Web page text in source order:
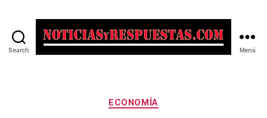
Search Menú
Categorías
ECONOMÍA